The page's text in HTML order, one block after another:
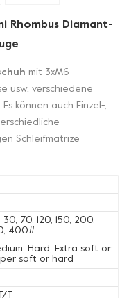
Rhombus Diamant-
mit 3xM6-
usw. verschiedene
können auch Einzel-,
Schleifmatrize
30, 70, 120, 150, 200,
400#
Hard, Extra soft or
soft or hard
T